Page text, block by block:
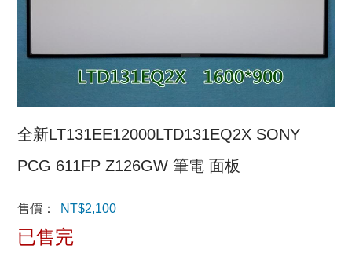
全新LT131EE12000LTD131EQ2X SONY
PCG 611FP Z126GW 筆電 面板
售價： NT$2,100
已售完